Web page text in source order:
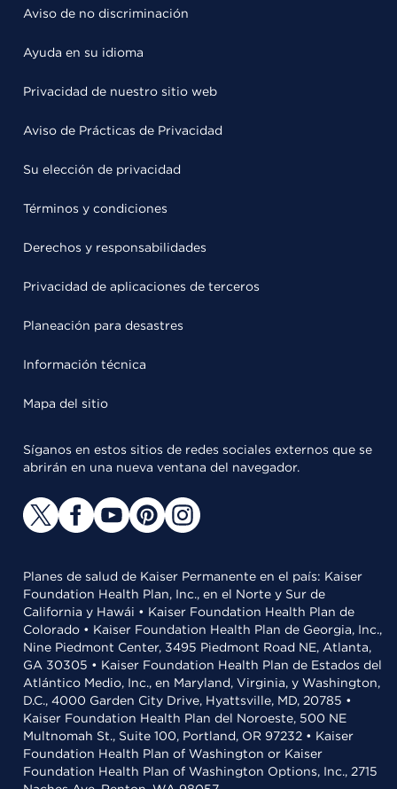
Aviso de no discriminación
Ayuda en su idioma
Privacidad de nuestro sitio web
Aviso de Prácticas de Privacidad
Su elección de privacidad
Términos y condiciones
Derechos y responsabilidades
Privacidad de aplicaciones de terceros
Planeación para desastres
Información técnica
Mapa del sitio
Síganos en estos sitios de redes sociales externos que se
abrirán en una nueva ventana del navegador.
Planes de salud de Kaiser Permanente en el país: Kaiser
Foundation Health Plan, Inc., en el Norte y Sur de
California y Hawái • Kaiser Foundation Health Plan de
Colorado • Kaiser Foundation Health Plan de Georgia, Inc.,
Nine Piedmont Center, 3495 Piedmont Road NE, Atlanta,
GA 30305 • Kaiser Foundation Health Plan de Estados del
Atlántico Medio, Inc., en Maryland, Virginia, y Washington,
D.C., 4000 Garden City Drive, Hyattsville, MD, 20785 •
Kaiser Foundation Health Plan del Noroeste, 500 NE
Multnomah St., Suite 100, Portland, OR 97232 • Kaiser
Foundation Health Plan of Washington or Kaiser
Foundation Health Plan of Washington Options, Inc., 2715